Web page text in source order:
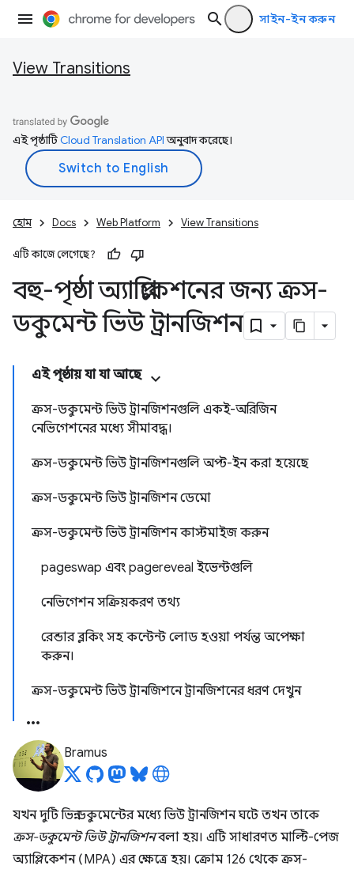
সাইন-ইন করুন
View Transitions
এই পৃষ্ঠাটিCloud Translation APIঅনুবাদ করেছে।
হোম Docs Web Platform View Transitions
এটি কাজে লেগেছে?
বহু-পৃষ্ঠা অ্যাপ্লিকেশনের জন্য ক্রস-
ডকুমেন্ট ভিউ ট্রানজিশন
এই পৃষ্ঠায় যা যা আছে
ক্রস-ডকুমেন্ট ভিউ ট্রানজিশনগুলি একই-অরিজিন
নেভিগেশনের মধ্যে সীমাবদ্ধ।
ক্রস-ডকুমেন্ট ভিউ ট্রানজিশনগুলি অপ্ট-ইন করা হয়েছে
ক্রস-ডকুমেন্ট ভিউ ট্রানজিশন ডেমো
ক্রস-ডকুমেন্ট ভিউ ট্রানজিশন কাস্টমাইজ করুন
pageswap এবং pagereveal ইভেন্টগুলি
নেভিগেশন সক্রিয়করণ তথ্য
রেন্ডার ব্লকিং সহ কন্টেন্ট লোড হওয়া পর্যন্ত অপেক্ষা
করুন।
ক্রস-ডকুমেন্ট ভিউ ট্রানজিশনে ট্রানজিশনের ধরণ দেখুন
Bramus
যখন দুটি ভিন্ন ডকুমেন্টের মধ্যে ভিউ ট্রানজিশন ঘটে তখন তাকে
ক্রস-ডকুমেন্ট ভিউ ট্রানজিশনবলা হয়। এটি সাধারণত মাল্টি-পেজ
অ্যাপ্লিকেশন (MPA) এর ক্ষেত্রে হয়। ক্রোম 126 থেকে ক্রস-